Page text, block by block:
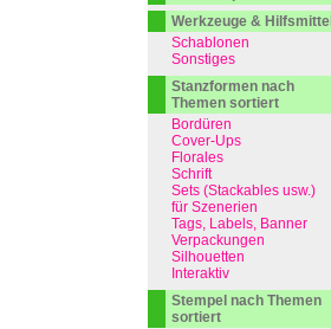
Werkzeuge & Hilfsmittel
Schablonen
Sonstiges
Stanzformen nach
Themen sortiert
Bordüren
Cover-Ups
Florales
Schrift
Sets (Stackables usw.)
für Szenerien
Tags, Labels, Banner
Verpackungen
Silhouetten
Interaktiv
Stempel nach Themen
sortiert